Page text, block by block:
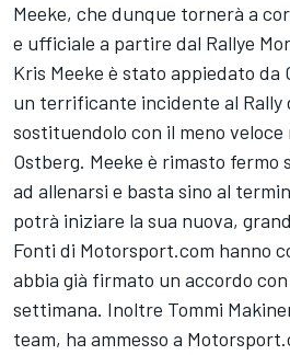
Meeke, che dunque tornerà a
e ufficiale a partire dal Rallye
Kris Meeke è stato appiedato da
un terrificante incidente al Rally
sostituendolo con il meno
Ostberg. Meeke è rimasto fermo
ad allenarsi e basta sino al
potrà iniziare la sua nuova,
Fonti di Motorsport.com hanno
abbia già firmato un accordo
settimana. Inoltre Tommi
team, ha ammesso a